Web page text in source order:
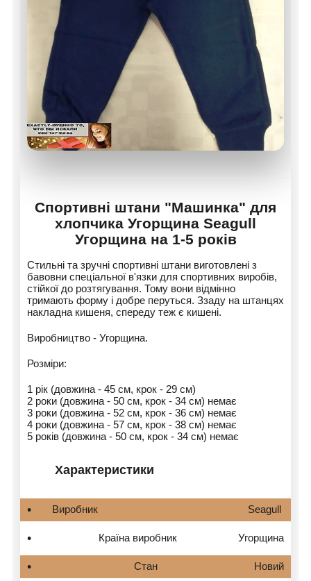
Спортивні штани "Машинка" для
хлопчика Угорщина Seagull
Угорщина на 1-5 років
Стильні та зручні спортивні штани виготовлені з
бавовни спеціальної в'язки для спортивних виробів,
стійкої до розтягування. Тому вони відмінно
тримають форму і добре перуться. Ззаду на штанцях
накладна кишеня, спереду теж є кишені.
Виробництво - Угорщина.
Розміри:
1 рік (довжина - 45 см, крок - 29 см)
2 роки (довжина - 50 см, крок - 34 см) немає
3 роки (довжина - 52 см, крок - 36 см) немає
4 роки (довжина - 57 см, крок - 38 см) немає
5 років (довжина - 50 см, крок - 34 см) немає
Характеристики
Виробник Seagull
Країна виробник Угорщина
Стан Новий